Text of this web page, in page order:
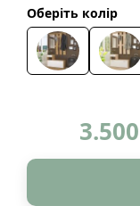
Оберіть колір
3.500